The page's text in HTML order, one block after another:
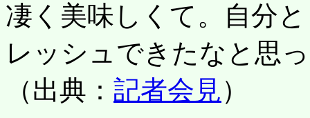
凄く美味しくて。自分
レッシュできたなと思
（出典： 記者会見）